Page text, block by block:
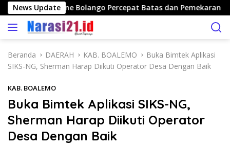
a
News Update
Publik, Bone Bolango Percepat Batas dan Pemekaran Desa
Beranda DAERAH KAB. BOALEMO
Buka Bimtek Aplikasi
SIKS-NG, Sherman Harap Diikuti Operator Desa Dengan Baik
KAB. BOALEMO
Buka Bimtek Aplikasi SIKS-NG,
Sherman Harap Diikuti Operator
Desa Dengan Baik